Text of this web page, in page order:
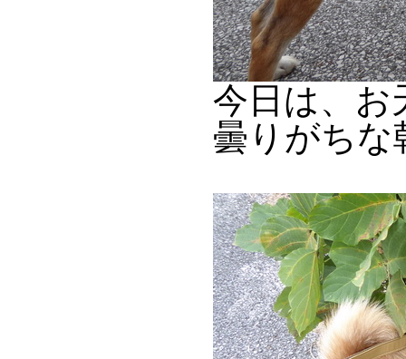
今日は、お
曇りがちな